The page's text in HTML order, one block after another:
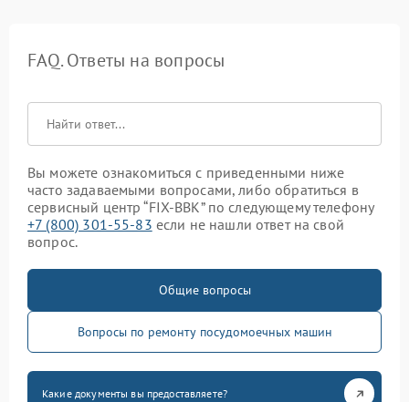
FAQ. Ответы на вопросы
Вы можете ознакомиться с приведенными ниже
часто задаваемыми вопросами, либо обратиться в
сервисный центр “FIX-BBK” по следующему телефону
+7 (800) 301-55-83 если не нашли ответ на свой
вопрос.
Общие вопросы
Вопросы по ремонту посудомоечных машин
Какие документы вы предоставляете?